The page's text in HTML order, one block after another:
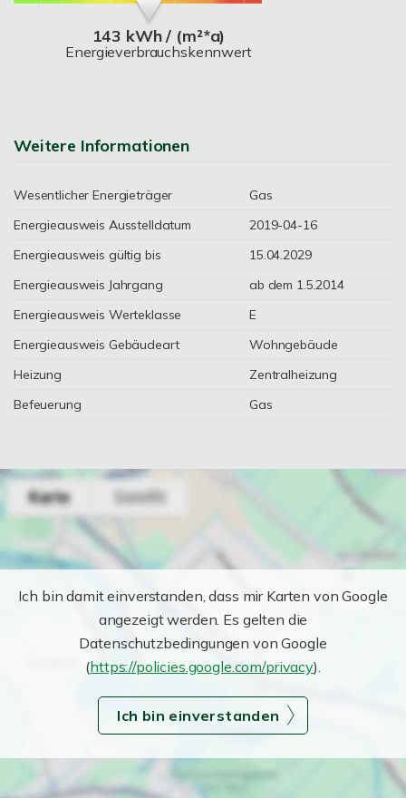
143 kWh / (m²*a)
Energieverbrauchskennwert
Weitere Informationen
Wesentlicher Energieträger
Gas
Energieausweis Ausstelldatum
2019-04-16
Energieausweis gültig bis
15.04.2029
Energieausweis Jahrgang
ab dem 1.5.2014
Energieausweis Werteklasse
E
Energieausweis Gebäudeart
Wohngebäude
Heizung
Zentralheizung
Befeuerung
Gas
Ich bin damit einverstanden, dass mir Karten von Google
angezeigt werden. Es gelten die
Datenschutzbedingungen von Google
(https://policies.google.com/privacy).
Ich bin einverstanden